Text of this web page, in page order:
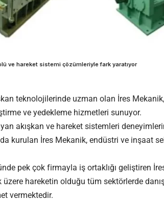
ve hareket sistemi çözümleriyle fark yaratıyor
teknolojilerinde uzman olan İres
ve yedekleme hizmetleri sunuyor.
akışkan ve hareket sistemleri
kurulan İres Mekanik, endüstri ve inşaat
pek çok firmayla iş ortaklığı geliştiren
hareketin olduğu tüm sektörlerde
vermektedir.